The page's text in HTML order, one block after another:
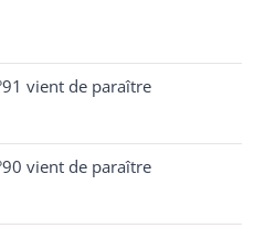
vient de paraître
vient de paraître